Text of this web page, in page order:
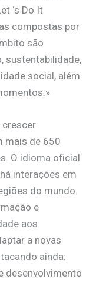
‘s Do It
compostas por
são
sustentabilidade,
social, além
crescer
mais de 650
O idioma oficial
interações em
do mundo.
e
aos
a novas
ainda:
desenvolvimento